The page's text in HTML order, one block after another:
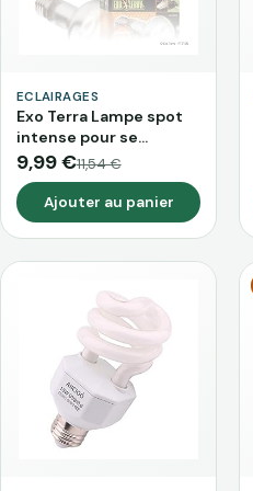
ECLAIRAGES
Exo Terra Lampe spot
intense pour se
prélasser, 150 W
9,99 €11,54 €
Ajouter au panier